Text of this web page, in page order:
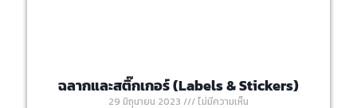
ฉลากและสติ๊กเกอร์ (Labels & Stickers)
29 มิถุนายน 2023 ไม่มีความเห็น